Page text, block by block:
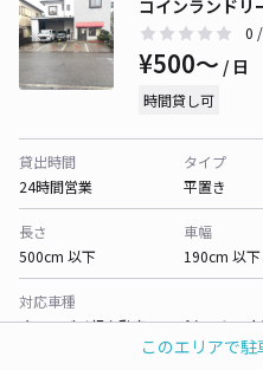
このエリアで
コインランドリ
0
¥500〜 / 日
時間貸し可
貸出時間
24時間営業
タイプ
平置き
長さ
500cm 以下
車幅
190cm 以下
対応車種
オートバイ軽自動車コンパクトカー